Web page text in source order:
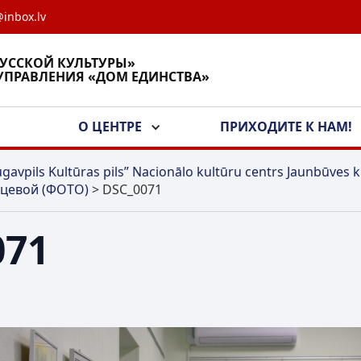
КУЛЬТУРЫ»
«ДОМ ЕДИНСТВА»
О ЦЕНТРЕ ПРИХОДИТЕ К НАМ!
Kultūras pils” Nacionālo kultūru centrs Jaunbūves
(ФОТО)> DSC_0071